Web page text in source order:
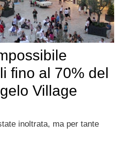
fino al 70% del
Village
inoltrata, ma per tante